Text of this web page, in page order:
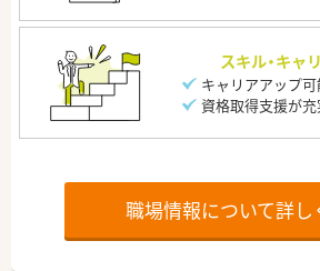
スキル・キャ
キャリアアップ
資格取得支援が
職場情報について詳し